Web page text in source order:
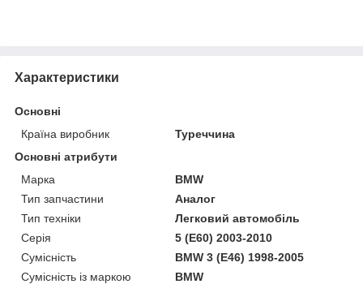
Характеристики
Основні
Країна виробник
Туреччина
Основні атрибути
Марка
BMW
Тип запчастини
Аналог
Тип техніки
Легковий автомобіль
Серія
5 (E60) 2003-2010
Сумісність
BMW 3 (E46) 1998-2005
Сумісність із маркою
BMW